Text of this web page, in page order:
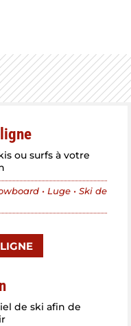
ou surfs à votre
• Luge • Ski de
de ski afin de